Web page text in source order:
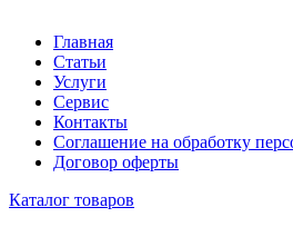
Главная
Статьи
Услуги
Сервис
Контакты
Соглашение на обработку
Договор оферты
Каталог товаров